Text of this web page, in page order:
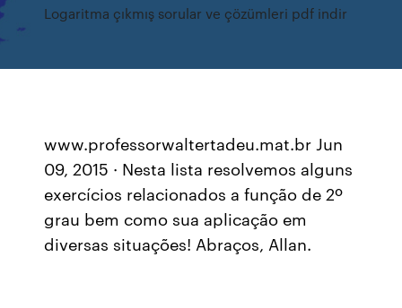
Logaritma çıkmış sorular ve çözümleri pdf indir
www.professorwaltertadeu.mat.br Jun
09, 2015 · Nesta lista resolvemos alguns
exercícios relacionados a função de 2º
grau bem como sua aplicação em
diversas situações! Abraços, Allan.